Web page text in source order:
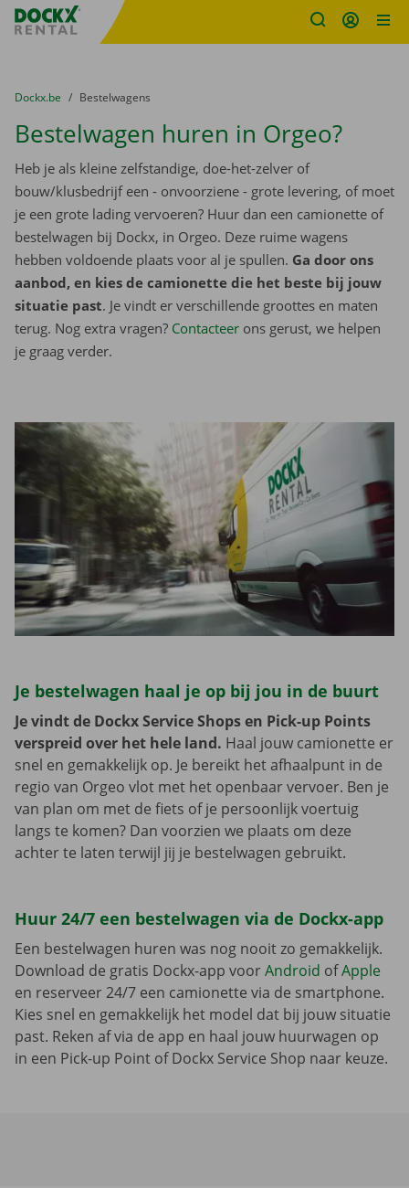
Fratello DEMO
U bevindt zich hier:
van
Dockx.be naar
Bestelwagens
Bestelwagen huren in Orgeo?
Heb je als kleine zelfstandige, doe-het-zelver of
bouw/klusbedrijf een - onvoorziene - grote levering, of moet
je een grote lading vervoeren? Huur dan een camionette of
bestelwagen bij Dockx, in Orgeo. Deze ruime wagens
hebben voldoende plaats voor al je spullen. Ga door ons
aanbod, en kies de camionette die het beste bij jouw
situatie past. Je vindt er verschillende groottes en maten
terug. Nog extra vragen? Contacteer ons gerust, we helpen
je graag verder.
Je bestelwagen haal je op bij jou in de buurt
Je vindt de Dockx Service Shops en Pick-up Points
verspreid over het hele land. Haal jouw camionette er
snel en gemakkelijk op. Je bereikt het afhaalpunt in de
regio van Orgeo vlot met het openbaar vervoer. Ben je
van plan om met de fiets of je persoonlijk voertuig
langs te komen? Dan voorzien we plaats om deze
achter te laten terwijl jij je bestelwagen gebruikt.
Huur 24/7 een bestelwagen via de Dockx-app
Een bestelwagen huren was nog nooit zo gemakkelijk.
Download de gratis Dockx-app voorAndroid ofApple
en reserveer 24/7 een camionette via de smartphone.
Kies snel en gemakkelijk het model dat bij jouw situatie
past. Reken af via de app en haal jouw huurwagen op
in een Pick-up Point of Dockx Service Shop naar keuze.